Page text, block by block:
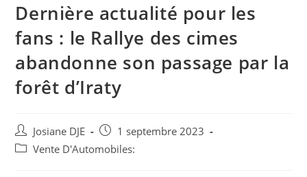
Dernière actualité pour les
fans : le Rallye des cimes
abandonne son passage par la
forêt d’Iraty
Auteur/autrice
de
Josiane DJE
Post
published:
1 septembre 2023
PostVente D'Automobiles: